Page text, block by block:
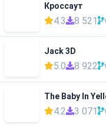
Кроссаут
4.3 8 521
Jack 3D
5.0 8 922
The Baby In
4.2 3 071